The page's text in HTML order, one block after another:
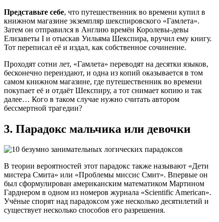
Представьте себе, что путешественник во времени купил в
книжном магазине экземпляр шекспировского «Гамлета».
Затем он отправился в Англию времён Королевы-девы
Елизаветы I и отыскав Уильяма Шекспира, вручил ему книгу.
Тот переписал её и издал, как собственное сочинение.
Проходят сотни лет, «Гамлета» переводят на десятки языков,
бесконечно переиздают, и одна из копий оказывается в том
самом книжном магазине, где путешественник во времени
покупает её и отдаёт Шекспиру, а тот снимает копию и так
далее… Кого в таком случае нужно считать автором
бессмертной трагедии?
3. Парадокс мальчика или девочки
В теории вероятностей этот парадокс также называют «Дети
мистера Смита» или «Проблемы миссис Смит». Впервые он
был сформулирован американским математиком Мартином
Гарднером в одном из номеров журнала «Scientific American».
Учёные спорят над парадоксом уже несколько десятилетий и
существует несколько способов его разрешения.